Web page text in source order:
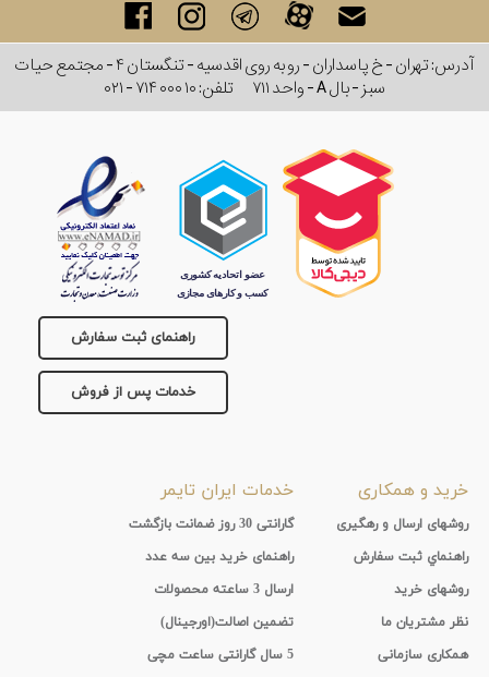
جنس
آدرس: تهران - خ پاسداران - رو به روی اقدسیه - تنگستان ۴ - مجتمع حیات
سبز - بال A - واحد ۷۱۱
تلفن:۰۲۱ - ۷۱۴ ۰۰۰ ۱۰
راهنمای ثبت سفارش
خدمات پس از فروش
خرید و همکاری
روشهای ارسال و رهگیری
راهنماي ثبت سفارش
روشهای خرید
نظر مشتریان ما
همکاری سازمانی
خدمات ایران تایمر
گارانتی 30 روز ضمانت بازگشت
راهنمای خرید بین سه عدد
ارسال 3 ساعته محصولات
تضمین اصالت(اورجینال)
5 سال گارانتی ساعت مچی